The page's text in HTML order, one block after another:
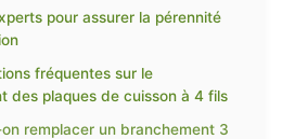
pour assurer la pérennité
fréquentes sur le
des plaques de cuisson à 4 fils
remplacer un branchement 3